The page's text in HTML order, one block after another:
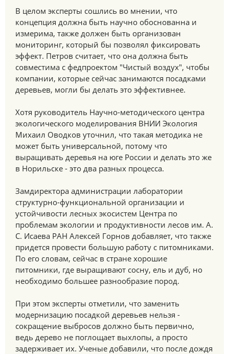
В целом эксперты сошлись во мнении, что
концепция должна быть научно обоснованна и
измерима, также должен быть организован
мониторинг, который бы позволял фиксировать
эффект. Петров считает, что она должна быть
совместима с федпроектом "Чистый воздух", чтобы
компании, которые сейчас занимаются посадками
деревьев, могли бы делать это эффективнее.
Хотя руководитель Научно-методического центра
экологического моделирования ВНИИ Экология
Михаил Оводков уточнил, что такая методика не
может быть универсальной, потому что
выращивать деревья на юге России и делать это же
в Норильске - это два разных процесса.
Замдиректора администрации лаборатории
структурно-функциональной организации и
устойчивости лесных экосистем Центра по
проблемам экологии и продуктивности лесов им. А.
С. Исаева РАН Алексей Горнов добавляет, что также
придется провести большую работу с питомниками.
По его словам, сейчас в стране хорошие
питомники, где выращивают сосну, ель и дуб, но
необходимо большее разнообразие пород.
При этом эксперты отметили, что заменить
модернизацию посадкой деревьев нельзя -
сокращение выбросов должно быть первично,
ведь дерево не поглощает выхлопы, а просто
задерживает их. Ученые добавили, что после дождя